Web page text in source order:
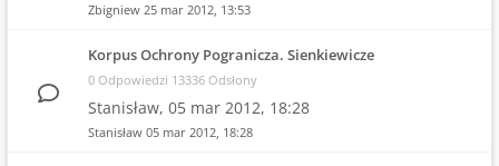
Zbigniew 25 mar 2012, 13:53
Korpus Ochrony Pogranicza. Sienkiewicze
0 Odpowiedzi 13336 Odsłony
Stanisław, 05 mar 2012, 18:28
Stanisław 05 mar 2012, 18:28